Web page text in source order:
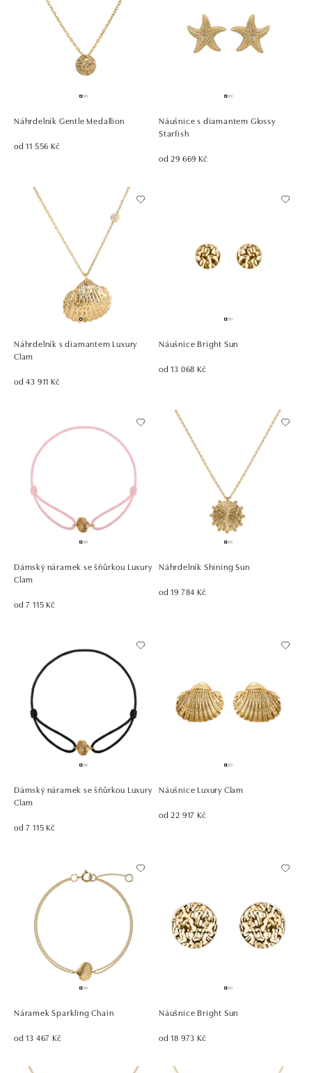
Náhrdelník Gentle Medallion
od 11 556 Kč
Náušnice s diamantem Glossy
Starfish
od 29 669 Kč
Náhrdelník s diamantem Luxury
Clam
od 43 911 Kč
Náušnice Bright Sun
od 13 068 Kč
Dámský náramek se šňůrkou Luxury
Clam
od 7 115 Kč
Náhrdelník Shining Sun
od 19 784 Kč
Dámský náramek se šňůrkou Luxury
Clam
od 7 115 Kč
Náušnice Luxury Clam
od 22 917 Kč
Náramek Sparkling Chain
od 13 467 Kč
Náušnice Bright Sun
od 18 973 Kč